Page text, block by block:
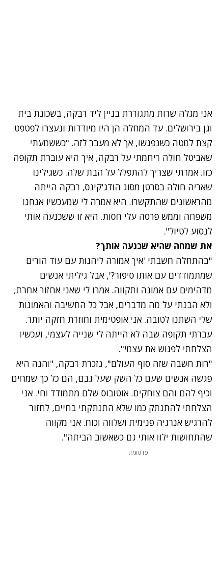
אני מגלה שרות מתגוררת בניין ליד רבקה, בשכונת בית
וגן בירושלים. עד המחלה הן היו מיודדות ונעצרו לפטפט
קצת למטה כשנפגשו, אך לא מעבר לזה. "כששמעתי
שאביטל חולה ריחמתי על רבקה, איך היא עוברת תקופה
כזו. אמרתי שצריך להתפלל על הבת שלה. כשגילינו
שאריה חולה בסרטן מסוג הודג'קינס, רבקה הייתה
מהראשונים שהתקשרו. היא אמרה לי שמעכשיו אנחנו
משפחה וממש פרסה עלי חסות. היא זו ששכנעה אותי
לנסוע לטיול".
את שמחה שהיא שכנעה אותך?
"בהתחלה חשבתי 'איך אמורה ליהנות עם עוד הורים
שמתמודדים עם אותו סיפור?', אבל גיליתי אנשים
מדהימים עם אמונה ותקווה. אמרו לי שאני אחזור אחרת,
ולא הבנתי על מה מדברים, אבל כל החשיבה והאמונות
שלי השתנו לטובה. אני אופטימית וחוזרת חזקה יותר.
עברתי תקופה שבה לא הייתה לי שנייה לעצמי, ועכשיו
הצלחתי לפגוש את עצמי".
"רות חשבה שזה סוף העולם", נזכרת רבקה, "והנה היא
פגשה אנשים שעם כל השק שעל גבם, הם כל כך שמחים
וכיף להם והם צוחקים. אוטובוס שלם מתמודד וחי. אני
הצלחתי להתנתק כמו שלא התנתקתי בחיים, לחזור
להרגיש אנרגיה פנימית ושלווה וכוח. אני מקווה
שהתחושות ילוו אותי גם כשאשוב הביתה".
פרסומת